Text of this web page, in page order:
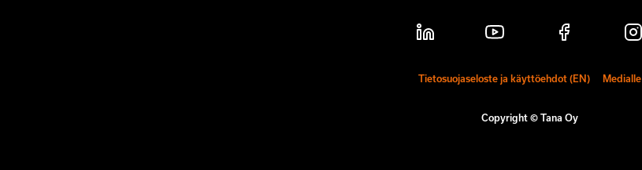
Tietosuojaseloste ja käyttöehdot (EN) Medialle
Copyright © Tana Oy